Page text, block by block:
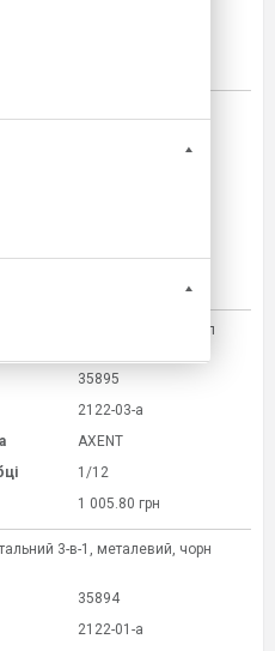
3-в-1, металевий, срібл
35895
2122-03-a
AXENT
1/12
1 005.80 грн
3-в-1, металевий, чорн
35894
2122-01-a